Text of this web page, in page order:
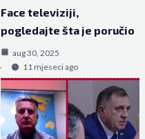
Face televiziji,
pogledajte šta je poručio
aug 30, 2025
11 mjeseci ago